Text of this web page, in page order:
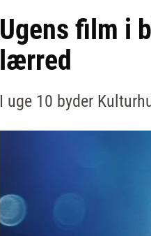
Ugens film i
lærred
I uge 10 byder